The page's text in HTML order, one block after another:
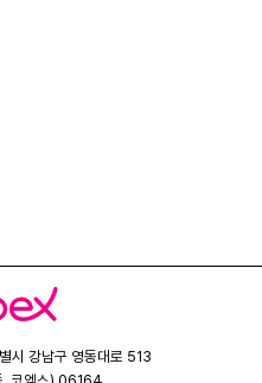
시 강남구 영동대로 513